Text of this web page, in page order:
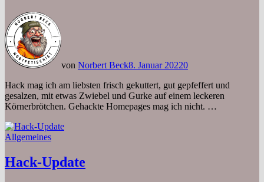
von Norbert Beck8. Januar 20220
Hack mag ich am liebsten frisch gekuttert, gut gepfeffert und
gesalzen, mit etwas Zwiebel und Gurke auf einem leckeren
Körnerbrötchen. Gehackte Homepages mag ich nicht. …
Allgemeines
Hack-Update